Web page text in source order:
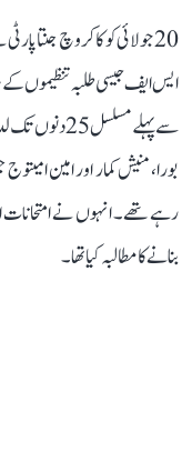
20 جولائی کو کاکروچ جنتا
ایس ایف جیسی طلبہ تنظیموں
سے پہلے
بورا، منیش کمار اور امین
رہے تھے۔ انہوں نے امتحانات
بنانے کا مطالبہ کیا تھا۔